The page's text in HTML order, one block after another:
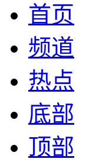
首页
频道
热点
底部
顶部